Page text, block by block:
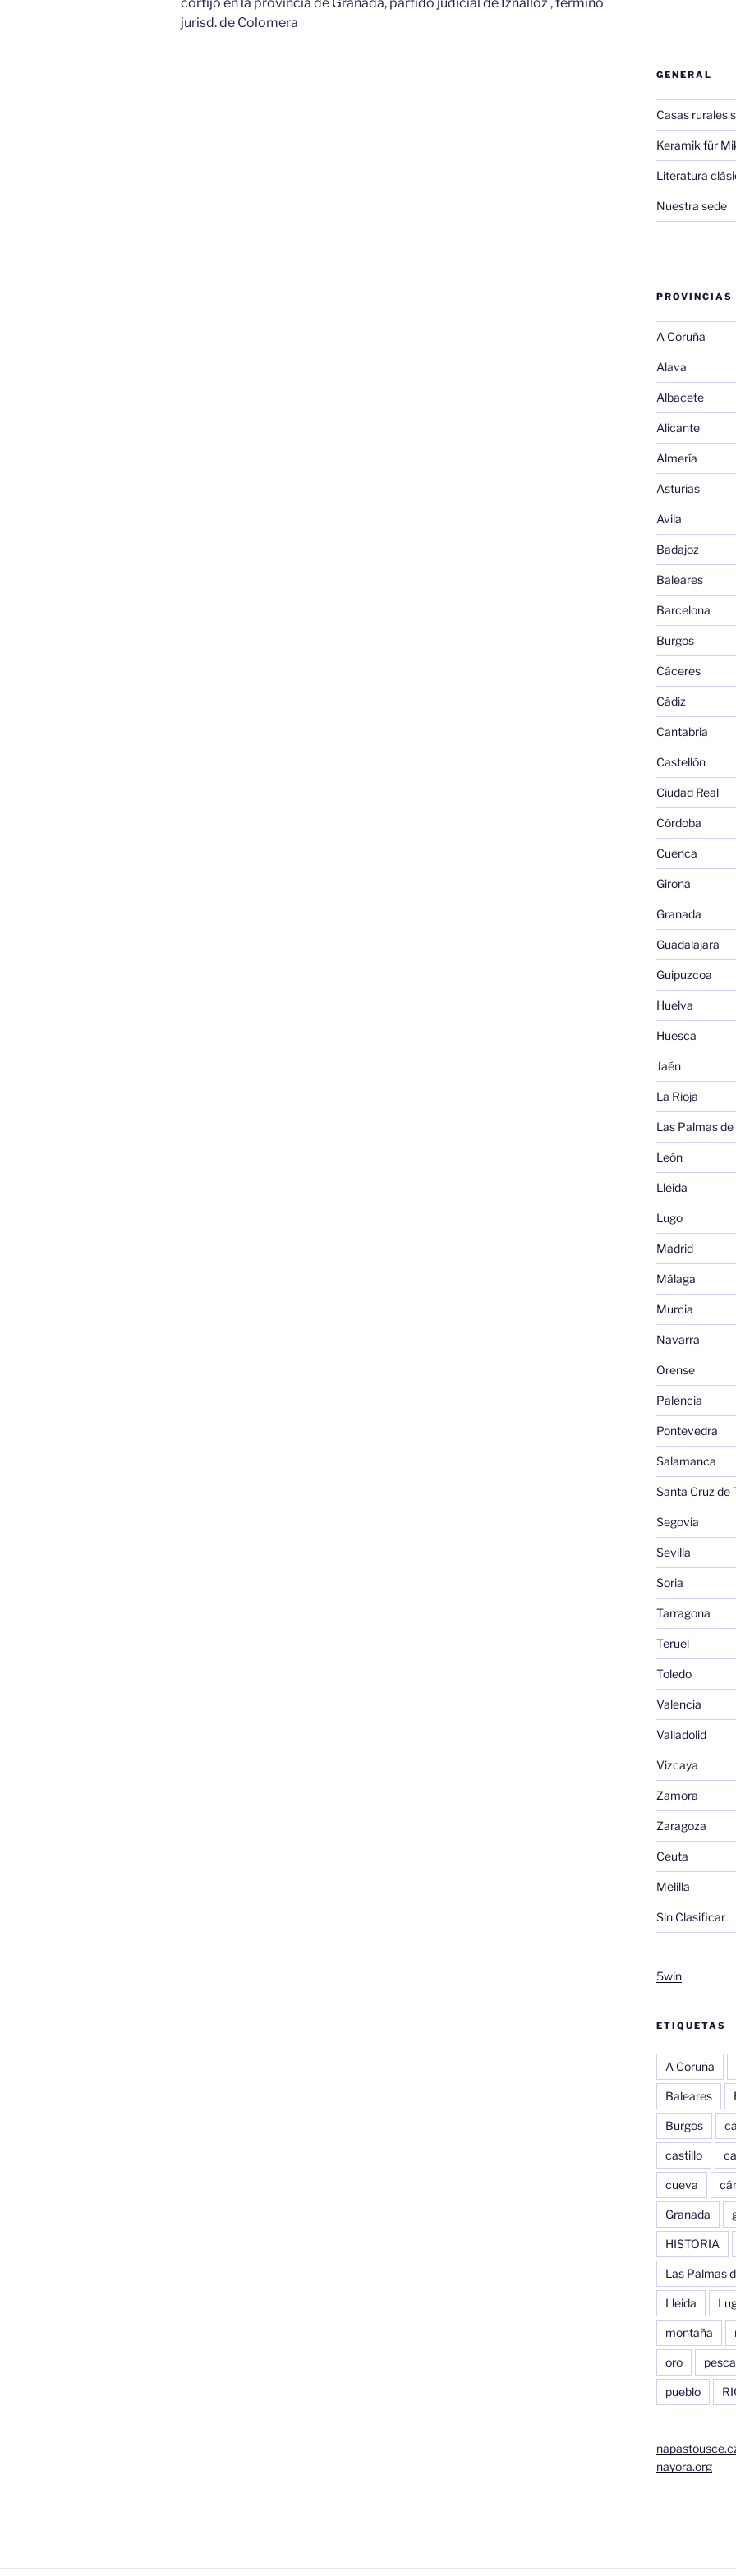
jurisd. de Colomera
GENERAL
Casas rurales
Keramik für
Literatura
Nuestra sede
PROVINCIAS
A Coruña
Alava
Albacete
Alicante
Almería
Asturias
Avila
Badajoz
Baleares
Barcelona
Burgos
Cáceres
Cádiz
Cantabria
Castellón
Ciudad Real
Córdoba
Cuenca
Girona
Granada
Guadalajara
Guipuzcoa
Huelva
Huesca
Jaén
La Rioja
Las Palmas
León
Lleida
Lugo
Madrid
Málaga
Murcia
Navarra
Orense
Palencia
Pontevedra
Salamanca
Santa Cruz de
Segovia
Sevilla
Soria
Tarragona
Teruel
Toledo
Valencia
Valladolid
Vizcaya
Zamora
Zaragoza
Ceuta
Melilla
Sin Clasificar
5win
ETIQUETAS
A Coruña
Baleares
Burgos
castillo
cueva
Granada
HISTORIA
Las Palmas
Lleida
montaña
oro pesca
pueblo
nayora.org